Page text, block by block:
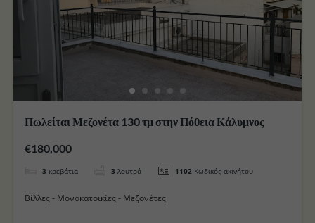
Πωλείται Μεζονέτα 130 τμ στην Πόθεια Κάλυμνος
€180,000
3 κρεβάτια 3 λουτρά 1102 Κωδικός ακινήτου
Βίλλες - Μονοκατοικίες - Μεζονέτες